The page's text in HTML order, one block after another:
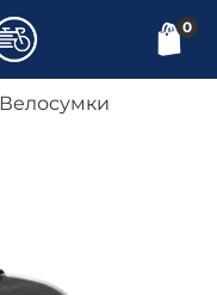
0
Велосумки